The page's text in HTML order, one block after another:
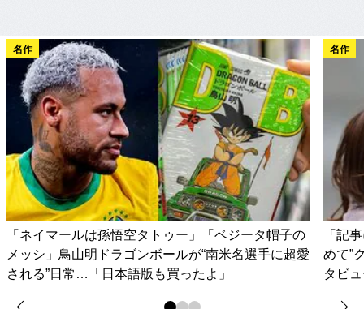
名作
「ネイマールは孫悟空タトゥー」「ベジータ帽子の
メッシ」鳥山明ドラゴンボールが“南米名選手に超愛
される”日常…「日本語版も買ったよ」
名作
「記
めて”
タビ